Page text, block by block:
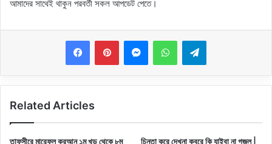
আমাদের সাথেই থাকুন পরবর্তী সকল আপডেট পেতে।
MessengerWhatsAppTelegram
Related Articles
তাফসীরে মারেফুল কুরআন ১ম খন্ড থেকে ৮ম চিন্তা করে দেখনা কবরে কি যাইবা না গজল |